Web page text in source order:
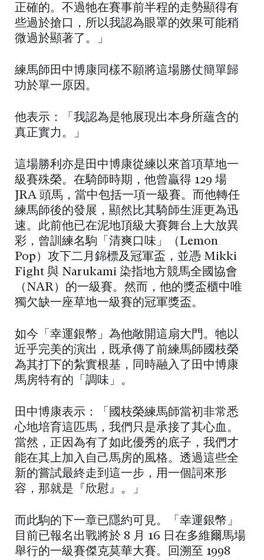
正確的。不過牠在賽事前半程的走勢顯得有
些過於搶口，所以我認為眼罩的效果可能稍
微過於顯著了。」
練馬師田中博康同樣不願將這場勝仗簡單歸
功於單一原因。
他表示：「我認為是牠展現出本身所蘊含的
真正實力。」
這場勝利亦是田中博康從練以來首項草地一
級賽殊榮。在騎師時期，他曾贏得 129 場
JRA 頭馬，當中包括一項一級賽。而他轉任
練馬師後的發展，顯然比其騎師生涯更為迅
速。此前他已在泥地頂級大賽舞台上大放異
彩，曾訓練名駒「清爽口味」（Lemon
Pop）攻下二月錦標及冠軍盃，並憑 Mikki
Fight 與 Narukami 染指地方競馬全國協會
（NAR）的一級賽。然而，他的獎盃櫃中唯
獨欠缺一座草地一級賽的冠軍獎盃。
如今「幸運銀幣」為他敞開這扇大門。牠以
近乎完美的演出，既承傳了前練馬師國枝榮
為其打下的紮實根基，同時融入了田中博康
馬房特有的「調味」。
田中博康表示：「國枝榮練馬師當初非常悉
心地培育這匹馬，我們只是承接了其心血。
當然，正因為有了如此優秀的底子，我們才
能在其上加入自己馬房的風格。透過這些全
新的嘗試最終走到這一步，用一個詞來形
容，那就是『欣慰』。」
而此駒的下一章已隱約可見。「幸運銀幣」
目前已報名出戰將於 8 月 16 日在多維爾馬場
舉行的一級賽傑克莫華大賽。回溯至 1998